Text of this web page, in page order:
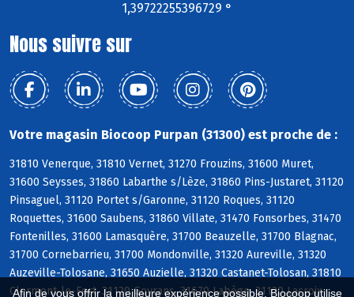
Afin de vous offrir la meilleure expérience possible, Biocoop utilise
1,39722255396729 °
Nous suivre sur
Votre magasin Biocoop Purpan (31300) est proche de :
31810 Venerque, 31810 Vernet, 31270 Frouzins, 31600 Muret,
31600 Seysses, 31860 Labarthe s/Lèze, 31860 Pins-Justaret, 31120
Pinsaguel, 31120 Portet s/Garonne, 31120 Roques, 31120
Roquettes, 31600 Saubens, 31860 Villate, 31470 Fonsorbes, 31470
Fontenilles, 31600 Lamasquère, 31700 Beauzelle, 31700 Blagnac,
31700 Cornebarrieu, 31700 Mondonville, 31320 Aureville, 31320
Auzeville-Tolosane, 31650 Auzielle, 31320 Castanet-Tolosan, 31810
Clermont-le-Fort, 31120 Goyrans, 31670 Labège, 31120 Lacroix-